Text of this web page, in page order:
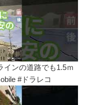
インの道路でも1.5ｍ
#ドラレコ